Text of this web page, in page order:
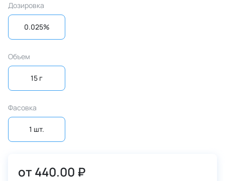
Дозировка
0.025%
Объем
15 г
Фасовка
1 шт.
от 440.00 ₽